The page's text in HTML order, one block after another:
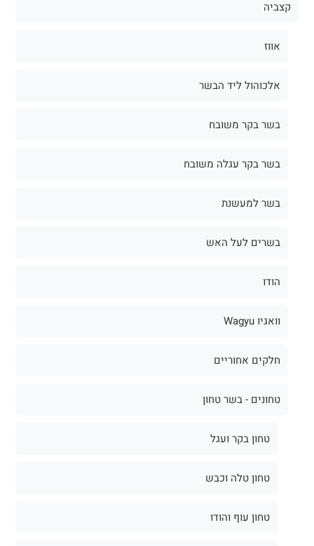
קצביה
אווז
אלכוהול ליד הבשר
בשר בקר משובח
בשר בקר עגלה משובח
בשר למעשנת
בשרים לעל האש
הודו
וואגיו Wagyu
חלקים אחוריים
טחונים - בשר טחון
טחון בקר ועגל
טחון טלה וכבש
טחון עוף והודו